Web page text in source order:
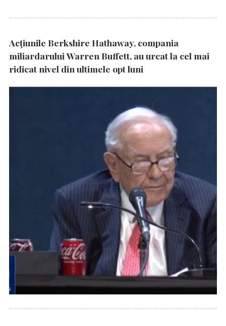
Acțiunile Berkshire Hathaway, compania
miliardarului Warren Buffett, au urcat la cel mai
ridicat nivel din ultimele opt luni